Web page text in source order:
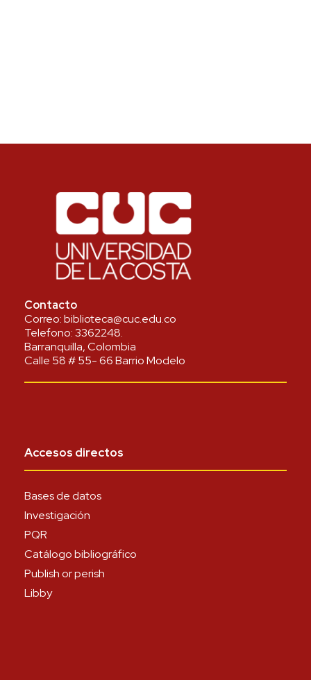
Contacto
Correo:biblioteca@cuc.edu.co
Telefono:3362248.
Barranquilla, Colombia
Calle 58 # 55- 66 Barrio Modelo
Accesos directos
Bases de datos
Investigación
PQR
Catálogo bibliográfico
Publish or perish
Libby